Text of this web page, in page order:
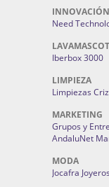
Need
Iberbox 3000
LIMPIEZA
Limpiezas
MARKETING
Grupos y
AndaluNet
MODA
Jocafra Joyeros